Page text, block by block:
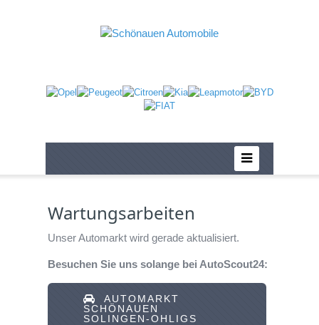
Wartungsarbeiten
Unser Automarkt wird gerade aktualisiert.
Besuchen Sie uns solange bei AutoScout24:
AUTOMARKT
SCHÖNAUEN
SOLINGEN-OHLIGS